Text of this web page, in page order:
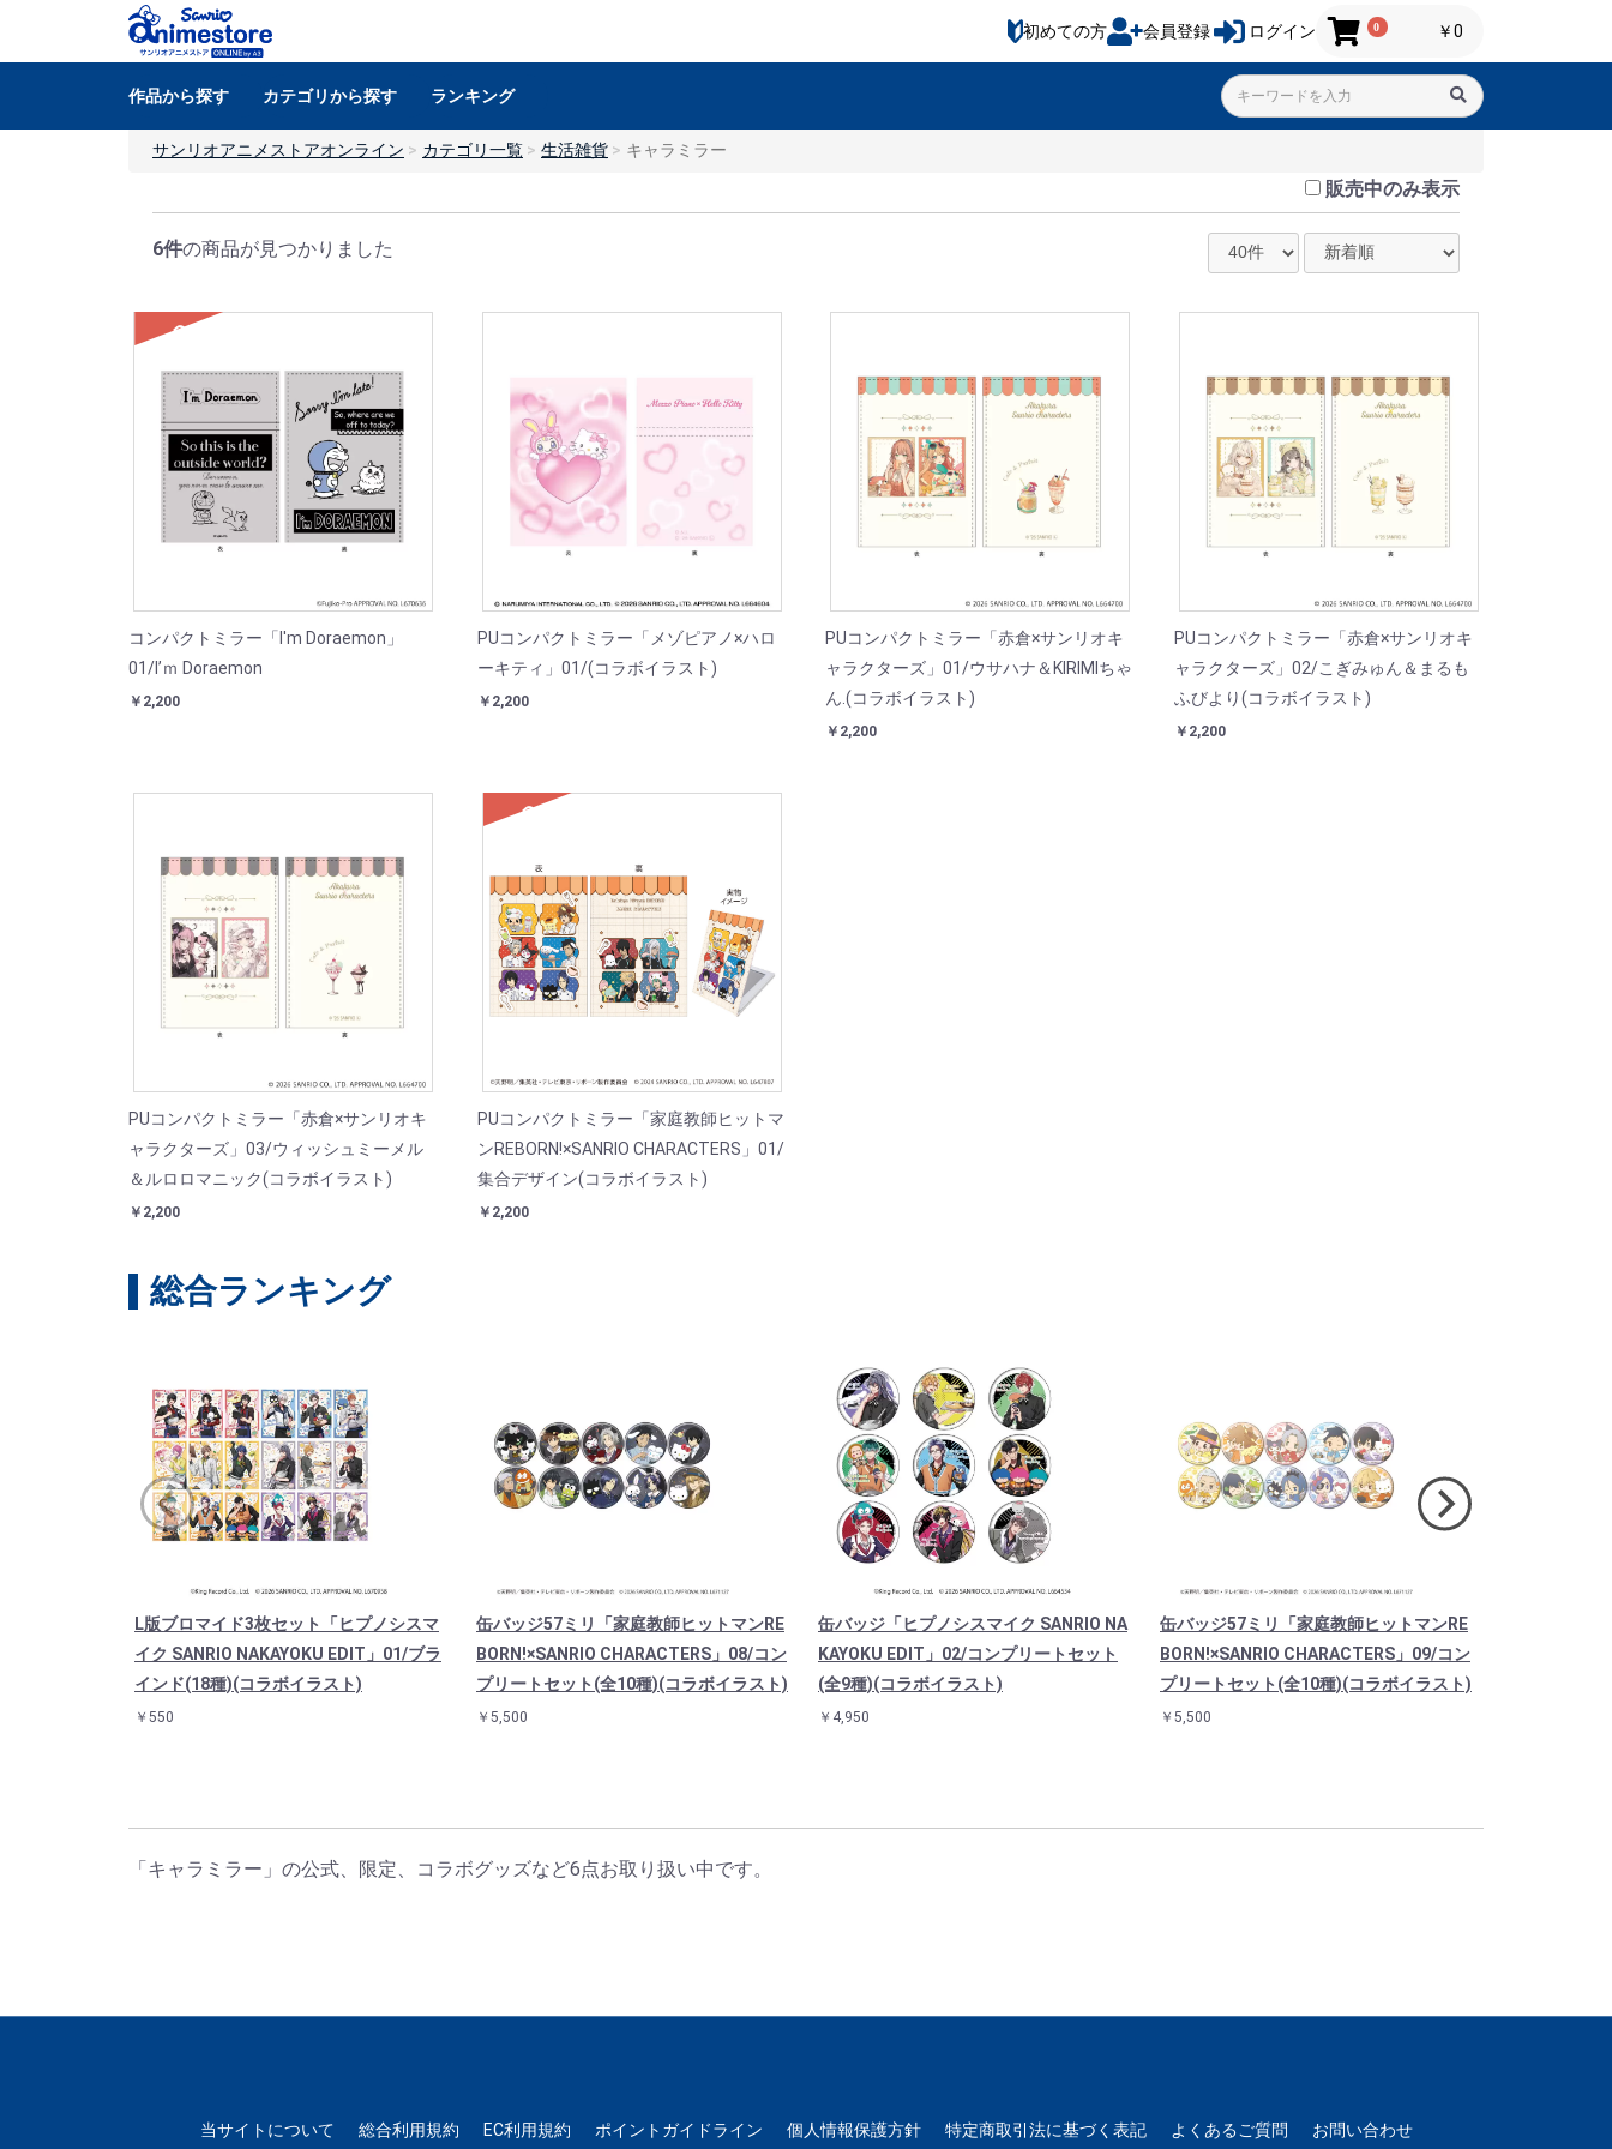
初めての方 会員登録 ログイン 0 ￥0
作品から探す カテゴリから探す ランキング
サンリオアニメストアオンライン カテゴリ一覧 生活雑貨 キャラミラー
販売中のみ表示
6件の商品が見つかりました
SOLD
コンパクトミラー「I'm Doraemon」
01/I’ｍ Doraemon
￥2,200
PUコンパクトミラー「メゾピアノ×ハロ
ーキティ」01/(コラボイラスト)
￥2,200
PUコンパクトミラー「赤倉×サンリオキ
ャラクターズ」01/ウサハナ＆KIRIMIちゃ
ん.(コラボイラスト)
￥2,200
PUコンパクトミラー「赤倉×サンリオキ
ャラクターズ」02/こぎみゅん＆まるも
ふびより(コラボイラスト)
￥2,200
PUコンパクトミラー「赤倉×サンリオキ
ャラクターズ」03/ウィッシュミーメル
＆ルロロマニック(コラボイラスト)
￥2,200
SOLD
PUコンパクトミラー「家庭教師ヒットマ
ンREBORN!×SANRIO CHARACTERS」01/
集合デザイン(コラボイラスト)
￥2,200
総合ランキング
L版ブロマイド3枚セット「ヒプノシスマ
イク SANRIO NAKAYOKU EDIT」01/ブラ
インド(18種)(コラボイラスト)
￥550
缶バッジ57ミリ「家庭教師ヒットマンRE
BORN!×SANRIO CHARACTERS」08/コン
プリートセット(全10種)(コラボイラスト)
￥5,500
缶バッジ「ヒプノシスマイク SANRIO NA
KAYOKU EDIT」02/コンプリートセット
(全9種)(コラボイラスト)
￥4,950
缶バッジ57ミリ「家庭教師ヒットマンRE
BORN!×SANRIO CHARACTERS」09/コン
プリートセット(全10種)(コラボイラスト)
￥5,500
「キャラミラー」の公式、限定、コラボグッズなど6点お取り扱い中です。
当サイトについて 総合利用規約 EC利用規約 ポイントガイドライン 個人情報保護方針 特定商取引法に基づく表記 よくあるご質問 お問い合わせ